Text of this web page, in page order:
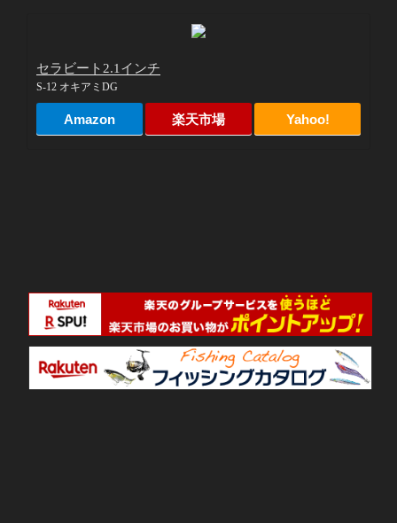
セラビート2.1インチ
S-12 オキアミDG
Amazon 楽天市場 Yahoo!